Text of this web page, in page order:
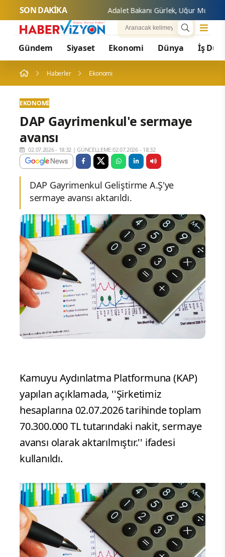
SON DAKİKA Adalet
Gündem Siyaset Ekonomi Dünya İş
Haberler Ekonomi
EKONOMI
DAP Gayrimenkul'e sermaye
avansı
02.07.2026 - 18:32 |GÜNCELLEME:02.07.2026 - 18:32
DAP Gayrimenkul Geliştirme A.Ş'ye
sermaye avansı aktarıldı.
Kamuyu Aydınlatma Platformuna (KAP)
yapılan açıklamada, ''Şirketimiz
hesaplarına 02.07.2026 tarihinde toplam
70.300.000 TL tutarındaki nakit, sermaye
avansı olarak aktarılmıştır.'' ifadesi
kullanıldı.